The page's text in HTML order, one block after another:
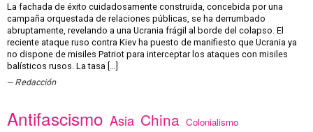
La fachada de éxito cuidadosamente construida, concebida por una
campaña orquestada de relaciones públicas, se ha derrumbado
abruptamente, revelando a una Ucrania frágil al borde del colapso. El
reciente ataque ruso contra Kiev ha puesto de manifiesto que Ucrania ya
no dispone de misiles Patriot para interceptar los ataques con misiles
balísticos rusos. La tasa […]
Redacción
Antifascismo Asia China Colonialismo